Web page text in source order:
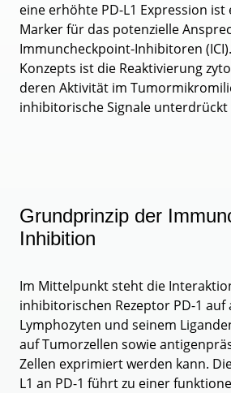
eine erhöhte PD-L1 Expression
Marker für das potenzielle
Immuncheckpoint-Inhibitoren
Konzepts ist die Reaktivierung
deren Aktivität im
inhibitorische Signale unterdrückt
Grundprinzip der
Inhibition
Im Mittelpunkt steht die
inhibitorischen Rezeptor PD-1 auf
Lymphozyten und seinem
auf Tumorzellen sowie
Zellen exprimiert werden kann.
L1 an PD-1 führt zu einer